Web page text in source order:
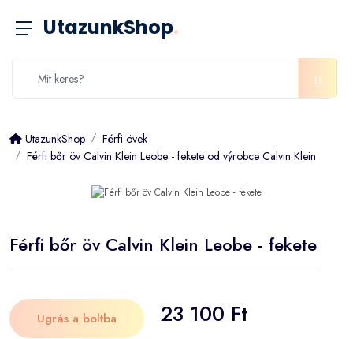
UtazunkShop.
UtazunkShop
Férfi övek
Férfi bőr öv Calvin Klein Leobe - fekete od výrobce Calvin Klein
Férfi bőr öv Calvin Klein Leobe - fekete
Ugrás a boltba 23 100 Ft